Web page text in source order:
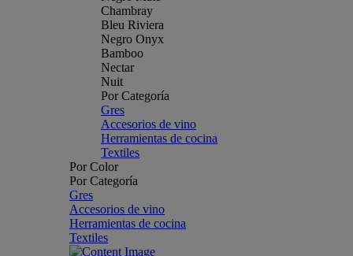
Chambray
Bleu Riviera
Negro Onyx
Bamboo
Nectar
Nuit
Por Categoría
Gres
Accesorios de vino
Herramientas de cocina
Textiles
Por Color
Por Categoría
Gres
Accesorios de vino
Herramientas de cocina
Textiles